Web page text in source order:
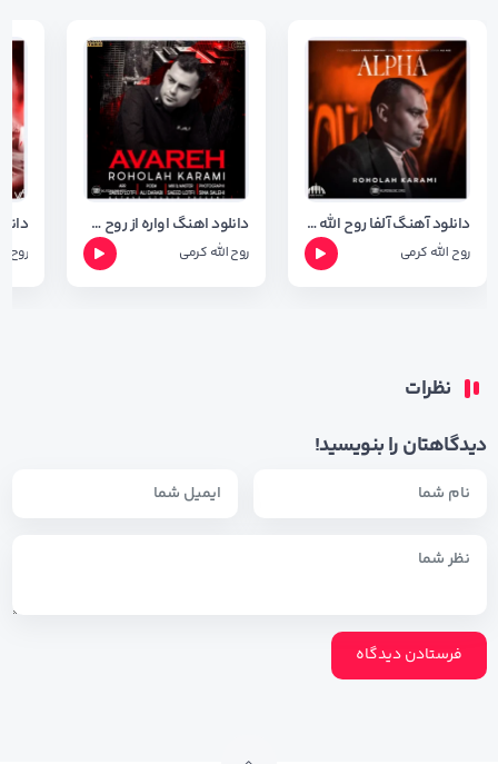
دانلود آهنگ آلفا روح الله کرمی + متن ترانه
روح الله کرمی
دانلود اهنگ اواره از روح الله کرمی + شعر اهنگ
روح الله کرمی روح
نظرات
دیدگاهتان را بنویسید!